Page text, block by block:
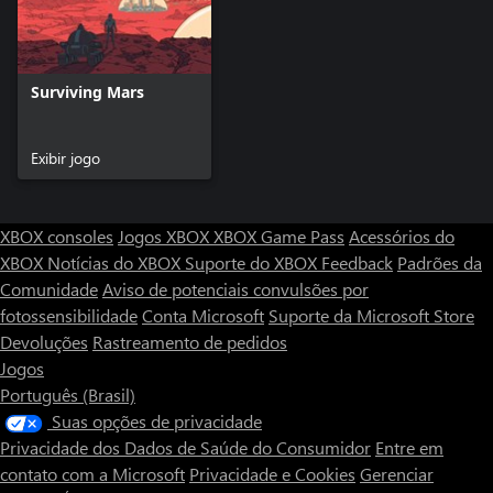
Surviving Mars
Exibir jogo
XBOX consoles Jogos XBOXXBOX Game Pass Acessórios do
XBOX Notícias do XBOX Suporte do XBOX Feedback Padrões da
ComunidadeAviso de potenciais convulsões por
fotossensibilidadeConta Microsoft Suporte da Microsoft Store
Devoluções Rastreamento de pedidos
Jogos
Português (Brasil)
Suas opções de privacidade
Privacidade dos Dados de Saúde do Consumidor Entre em
contato com a Microsoft Privacidade e Cookies Gerenciar